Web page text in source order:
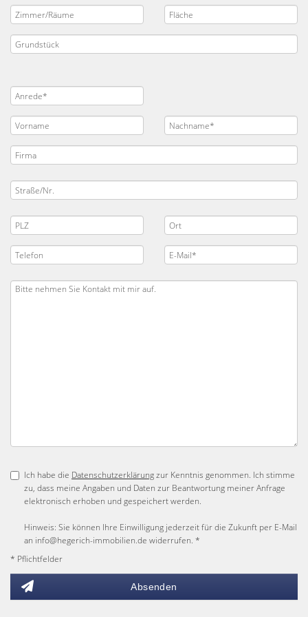
Ich habe die Datenschutzerklärungzur Kenntnis genommen. Ich stimme
zu, dass meine Angaben und Daten zur Beantwortung meiner Anfrage
elektronisch erhoben und gespeichert werden.
Hinweis: Sie können Ihre Einwilligung jederzeit für die Zukunft per E-Mail
an info@hegerich-immobilien.de widerrufen. *
* Pflichtfelder
Absenden